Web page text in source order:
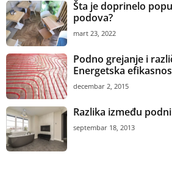
Šta je doprinelo
podova?
mart 23, 2022
Podno grejanje i
Energetska
decembar 2, 2015
Razlika između
septembar 18, 2013